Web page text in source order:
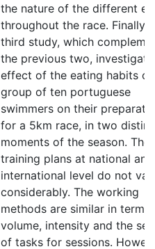
the nature of the different
throughout the race. Finally,
third study, which
the previous two,
effect of the eating habits of
group of ten portuguese
swimmers on their
for a 5km race, in two
moments of the season. The
training plans at national and
international level do not
considerably. The working
methods are similar in terms
volume, intensity and the
of tasks for sessions.